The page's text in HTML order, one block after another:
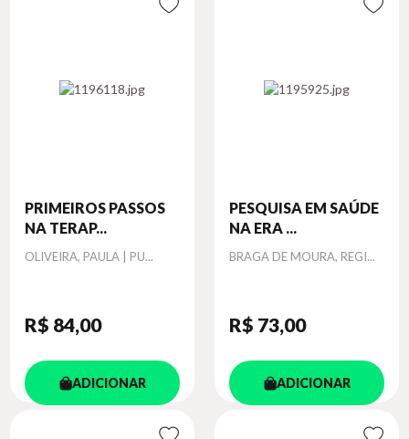
PRIMEIROS PASSOS
NA TERAP...
Autor
OLIVEIRA, PAULA | PU...
R$ 84,00
ADICIONAR
PESQUISA EM SAÚDE
NA ERA ...
Autor
BRAGA DE MOURA, REGI...
R$ 73,00
ADICIONAR